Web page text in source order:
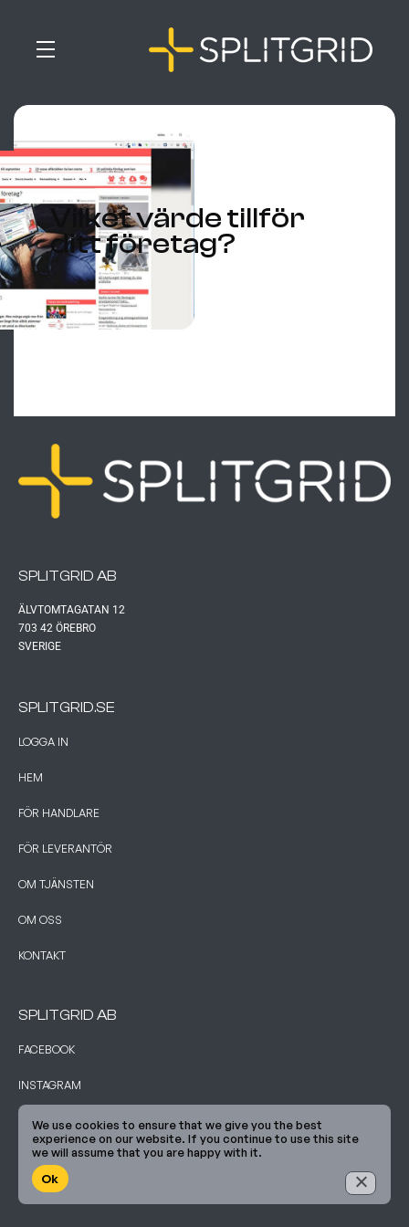
Vilket värde tillför
ditt företag?
SPLITGRID AB
ÄLVTOMTAGATAN 12
703 42 ÖREBRO
SVERIGE
SPLITGRID.SE
LOGGA IN
HEM
FÖR HANDLARE
FÖR LEVERANTÖR
OM TJÄNSTEN
OM OSS
KONTAKT
SPLITGRID AB
FACEBOOK
INSTAGRAM
TWITTER
© COPYRIGHT 2023. SPLITGRID — ALL RIGHTS RESERVED.
We use cookies to ensure that we give you the best
experience on our website. If you continue to use this site
we will assume that you are happy with it.
Ok